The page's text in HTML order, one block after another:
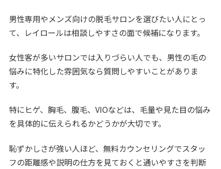
男性専用やメンズ向けの脱毛サロンを選びたい人にとっ
て、レイロールは相談しやすさの面で候補になります。
女性客が多いサロンでは入りづらい人でも、男性の毛の
悩みに特化した雰囲気なら質問しやすいことがありま
す。
特にヒゲ、胸毛、腹毛、VIOなどは、毛量や見た目の悩み
を具体的に伝えられるかどうかが大切です。
恥ずかしさが強い人ほど、無料カウンセリングでスタッ
フの距離感や説明の仕方を見ておくと通いやすさを判断